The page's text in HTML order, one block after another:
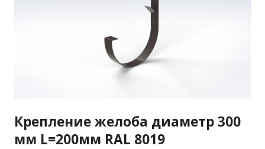
Крепление желоба диаметр 300
мм L=200мм RAL 8019